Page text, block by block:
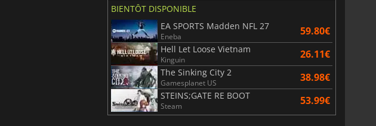
BIENTÔT DISPONIBLE
EA SPORTS Madden NFL 27
Eneba 59.80€
Hell Let Loose Vietnam
Kinguin 26.11€
The Sinking City 2
Gamesplanet US 38.98€
STEINS;GATE RE BOOT
Steam 53.99€